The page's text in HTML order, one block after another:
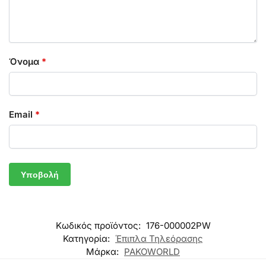
Όνομα *
Email *
Κωδικός προϊόντος: 176-000002PW
Κατηγορία: Έπιπλα Τηλεόρασης
Μάρκα: PAKOWORLD